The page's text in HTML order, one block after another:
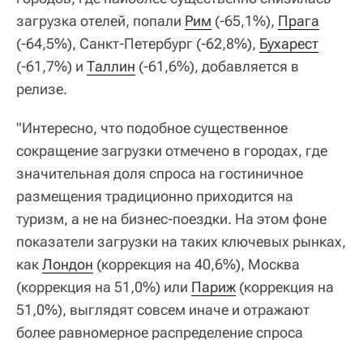
загрузка отелей, попали Рим (-65,1%), Прага
(-64,5%), Санкт-Петербург (-62,8%), Бухарест
(-61,7%) и Таллин (-61,6%), добавляется в
релизе.
"Интересно, что подобное существенное
сокращение загрузки отмечено в городах, где
значительная доля спроса на гостиничное
размещения традиционно приходится на
туризм, а не на бизнес-поездки. На этом фоне
показатели загрузки на таких ключевых рынках,
какЛондон (коррекция на 40,6%), Москва
(коррекция на 51,0%) или Париж (коррекция на
51,0%), выглядят совсем иначе и отражают
более равномерное распределение спроса